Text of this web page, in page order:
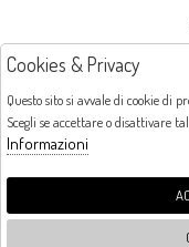
LUNEDI: CHIUSO LA
Cookies & Privacy
Questo sito si avvale di cookie di
Scegli se accettare o disattivare
Informazioni